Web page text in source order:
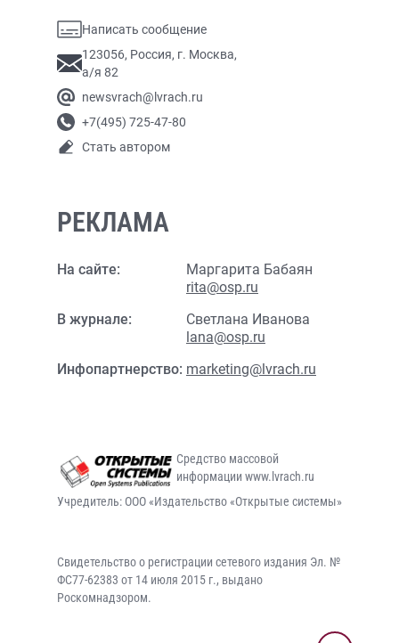
Написать сообщение
123056, Россия, г. Москва,
а/я 82
newsvrach@lvrach.ru
+7(495) 725-47-80
Стать автором
РЕКЛАМА
На сайте:
Маргарита Бабаян
rita@osp.ru
В журнале:
Светлана Иванова
lana@osp.ru
Инфопартнерство: marketing@lvrach.ru
Средство массовой
информации www.lvrach.ru
Учредитель: ООО «Издательство «Открытые системы»
Свидетельство о регистрации сетевого издания Эл. №
ФС77-62383 от 14 июля 2015 г., выдано
Роскомнадзором.